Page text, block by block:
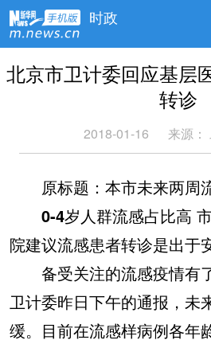
时政
北京市卫计委回应基层
转诊
2018-01-16 来源：
原标题：本市未来两周
0-4岁人群流感占比高 市
院建议流感患者转诊是出于
备受关注的流感疫情有
卫计委昨日下午的通报，未
缓。目前在流感样病例各年